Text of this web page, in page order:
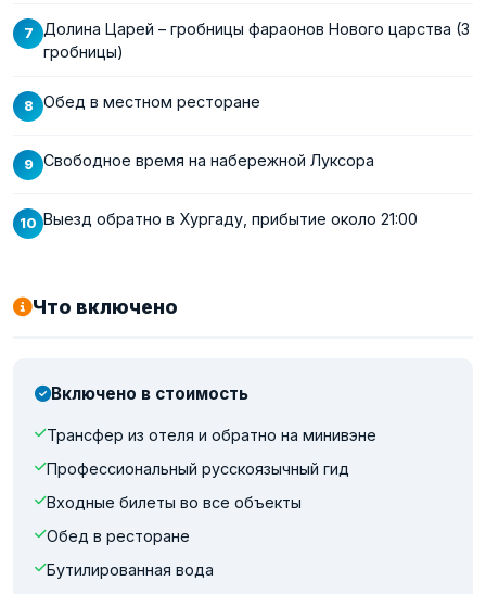
Долина Царей – гробницы фараонов Нового царства (3
гробницы)
Обед в местном ресторане
Свободное время на набережной Луксора
Выезд обратно в Хургаду, прибытие около 21:00
Что включено
Включено в стоимость
Трансфер из отеля и обратно на минивэне
Профессиональный русскоязычный гид
Входные билеты во все объекты
Обед в ресторане
Бутилированная вода